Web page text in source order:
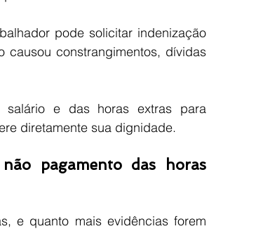
pode solicitar indenização
causou constrangimentos, dívidas
e das horas extras para
diretamente sua dignidade.
pagamento das horas
e quanto mais evidências forem